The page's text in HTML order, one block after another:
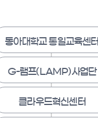
동아대학교 통일교육센터
G-램프(LAMP)사업단
클라우드혁신센터